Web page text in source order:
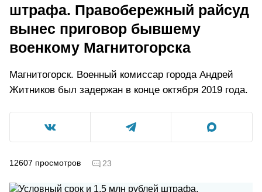
штрафа. Правобережный райсуд
вынес приговор бывшему
военкому Магнитогорска
Магнитогорск. Военный комиссар города Андрей
Житников был задержан в конце октября 2019 года.
12607 просмотров 23